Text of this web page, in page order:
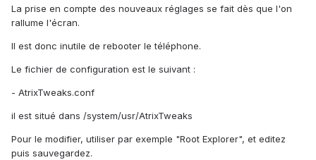
La prise en compte des nouveaux réglages se fait dès que l'on
rallume l'écran.
Il est donc inutile de rebooter le téléphone.
Le fichier de configuration est le suivant :
- AtrixTweaks.conf
il est situé dans /system/usr/AtrixTweaks
Pour le modifier, utiliser par exemple "Root Explorer", et editez
puis sauvegardez.